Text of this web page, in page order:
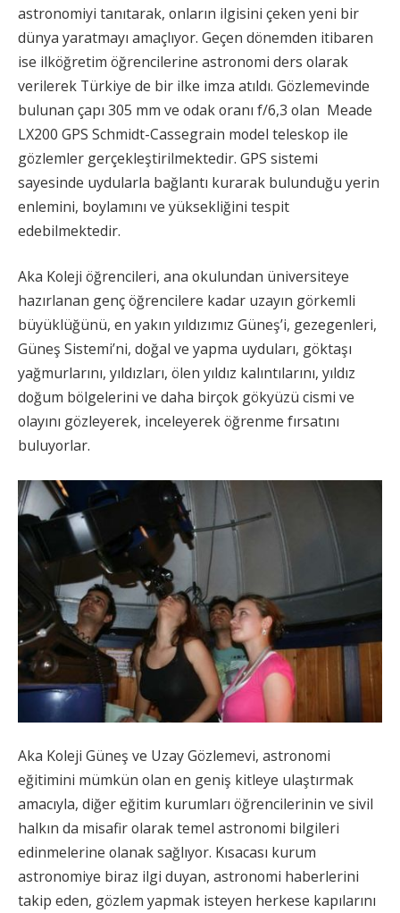
astronomiyi tanıtarak, onların ilgisini çeken yeni bir
dünya yaratmayı amaçlıyor. Geçen dönemden itibaren
ise ilköğretim öğrencilerine astronomi ders olarak
verilerek Türkiye de bir ilke imza atıldı. Gözlemevinde
bulunan çapı 305 mm ve odak oranı f/6,3 olan Meade
LX200 GPS Schmidt-Cassegrain model teleskop ile
gözlemler gerçekleştirilmektedir. GPS sistemi
sayesinde uydularla bağlantı kurarak bulunduğu yerin
enlemini, boylamını ve yüksekliğini tespit
edebilmektedir.
Aka Koleji öğrencileri, ana okulundan üniversiteye
hazırlanan genç öğrencilere kadar uzayın görkemli
büyüklüğünü, en yakın yıldızımız Güneş’i, gezegenleri,
Güneş Sistemi’ni, doğal ve yapma uyduları, göktaşı
yağmurlarını, yıldızları, ölen yıldız kalıntılarını, yıldız
doğum bölgelerini ve daha birçok gökyüzü cismi ve
olayını gözleyerek, inceleyerek öğrenme fırsatını
buluyorlar.
Aka Koleji Güneş ve Uzay Gözlemevi, astronomi
eğitimini mümkün olan en geniş kitleye ulaştırmak
amacıyla, diğer eğitim kurumları öğrencilerinin ve sivil
halkın da misafir olarak temel astronomi bilgileri
edinmelerine olanak sağlıyor. Kısacası kurum
astronomiye biraz ilgi duyan, astronomi haberlerini
takip eden, gözlem yapmak isteyen herkese kapılarını